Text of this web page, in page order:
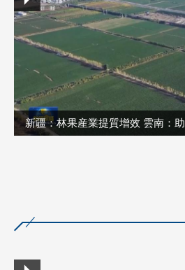
新疆：林果産業提質增效 雲南：